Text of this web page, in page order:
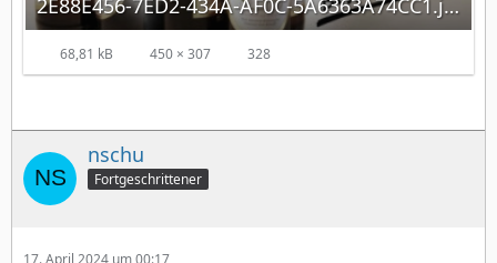
68,81 kB 450 × 307 328
nschu
Fortgeschrittener